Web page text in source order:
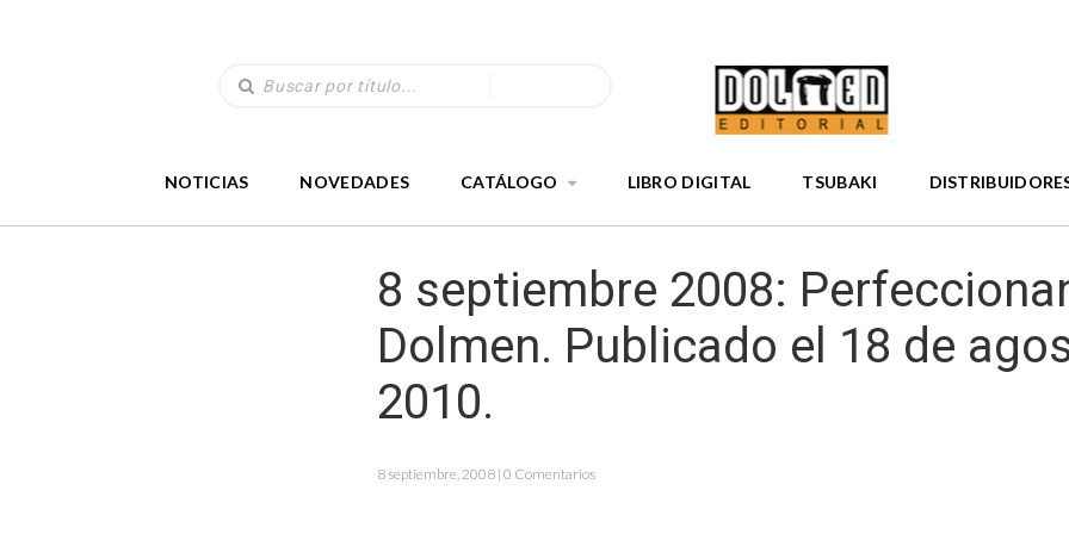
NOTICIAS NOVEDADES CATÁLOGO LIBRO DIGITAL TSUBAKI
8 septiembre 2008:
Dolmen. Publicado el 18 de
2010.
8 septiembre, 2008 | 0 Comentarios